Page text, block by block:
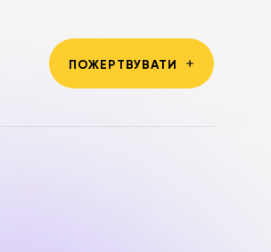
ПОЖЕРТВУВАТИ